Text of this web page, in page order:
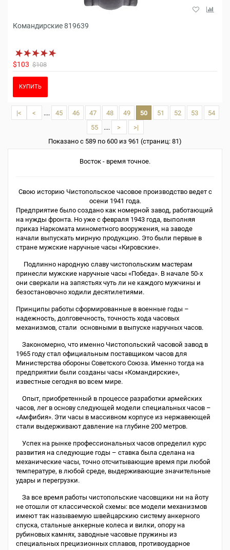
Командирские 819639
$103 $108
КУПИТЬ
|< < .... 45 46 47 48 49 50 51 52 53
54
55
.... >
>|
Показано с 589 по 600 из 961 (страниц: 81)
Восток - время точное.
Свою историю Чистопольское часовое производство ведет с
осени 1941 года.
Предприятие было создано как номерной завод, работающий
на нужды фронта. Но уже с февраля 1943 года, выполняя
приказ Наркомата минометного вооружения, на заводе
начали выпускать мирную продукцию. Это были первые в
стране мужские наручные часы «Кировские».
Подлинно народную славу чистопольским мастерам
принесли мужские наручные часы «Победа». В начале 50-х
они сверкали на запястьях чуть ли не каждого мужчины и
безостановочно ходили десятилетиями.
Принципы работы сформированные в военные годы –
надежность, долговечность, точность хода часовых
механизмов, стали основными в выпуске наручных часов.
Закономерно, что именно Чистопольский часовой завод в
1965 году стал официальным поставщиком часов для
Министерства обороны Советского Союза. Именно тогда на
предприятии были созданы часы «Командирские»,
известные сегодня во всем мире.
Опыт, приобретенный в процессе разработки армейских
часов, лег в основу следующей модели специальных часов –
«Амфибия». Эти часы в массивном корпусе из нержавеющей
стали выдерживают давление на глубине 200 метров.
Успех на рынке профессиональных часов определил курс
развития на следующие годы – ставка была сделана на
механические часы, точно отсчитывающие время при любой
температуре, в любой среде, выдерживающие значительные
удары и перегрузки.
За все время работы чистопольские часовщики ни на йоту
не отошли от классической схемы: все модели механизмов
имеют так называемую швейцарскию систему анкерного
спуска, стальные анкерные колеса и вилки, опору на
рубиновых камнях, заводные часовые пружины из
специальных прецизионных сплавов, противоударное